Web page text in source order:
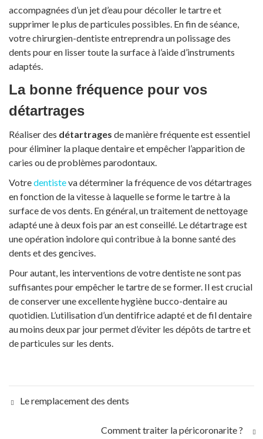
accompagnées d’un jet d’eau pour décoller le tartre et
supprimer le plus de particules possibles. En fin de séance,
votre chirurgien-dentiste entreprendra un polissage des
dents pour en lisser toute la surface à l’aide d’instruments
adaptés.
La bonne fréquence pour vos
détartrages
Réaliser des détartrages de manière fréquente est essentiel
pour éliminer la plaque dentaire et empêcher l’apparition de
caries ou de problèmes parodontaux.
Votredentisteva déterminer la fréquence de vos détartrages
en fonction de la vitesse à laquelle se forme le tartre à la
surface de vos dents. En général, un traitement de nettoyage
adapté une à deux fois par an est conseillé. Le détartrage est
une opération indolore qui contribue à la bonne santé des
dents et des gencives.
Pour autant, les interventions de votre dentiste ne sont pas
suffisantes pour empêcher le tartre de se former. Il est crucial
de conserver une excellente hygiène bucco-dentaire au
quotidien. L’utilisation d’un dentifrice adapté et de fil dentaire
au moins deux par jour permet d’éviter les dépôts de tartre et
de particules sur les dents.
Le remplacement des dents
Comment traiter la péricoronarite ?